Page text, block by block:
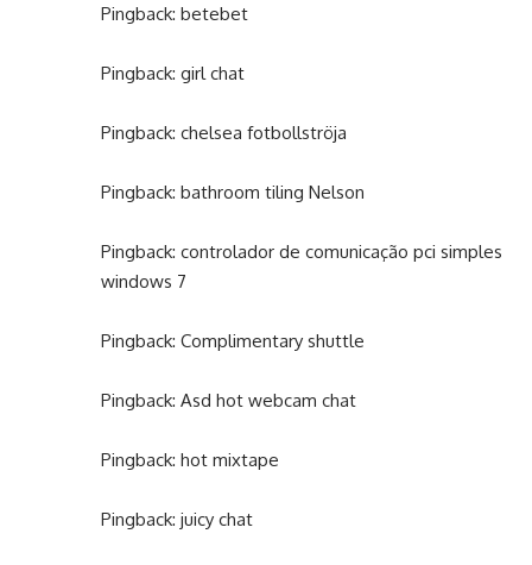
Pingback: betebet
Pingback: girl chat
Pingback: chelsea fotbollströja
Pingback: bathroom tiling Nelson
Pingback: controlador de comunicação pci simples
windows 7
Pingback: Complimentary shuttle
Pingback: Asd hot webcam chat
Pingback: hot mixtape
Pingback: juicy chat